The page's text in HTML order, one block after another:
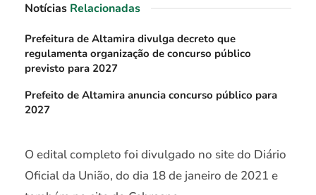
Notícias Relacionadas
Prefeitura de Altamira divulga decreto que
regulamenta organização de concurso público
previsto para 2027
Prefeito de Altamira anuncia concurso público para
2027
O edital completo foi divulgado no site do Diário
Oficial da União, do dia 18 de janeiro de 2021 e